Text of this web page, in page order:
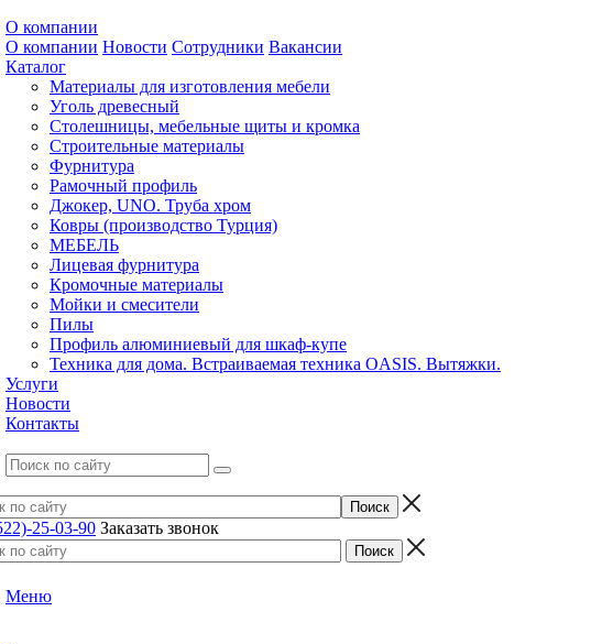
О компании
О компании Новости Сотрудники Вакансии
Каталог
Материалы для изготовления мебели
Уголь древесный
Столешницы, мебельные щиты и кромка
Строительные материалы
Фурнитура
Рамочный профиль
Джокер, UNO. Труба хром
Ковры (производство Турция)
МЕБЕЛЬ
Лицевая фурнитура
Кромочные материалы
Мойки и смесители
Пилы
Профиль алюминиевый для шкаф-купе
Техника для дома. Встраиваемая техника OASIS. Вытяжки.
Услуги
Новости
Контакты
25-03-90 Заказать звонок
Меню